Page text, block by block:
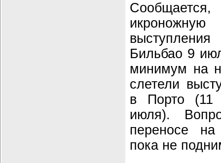
Бильбао 9
минимум на
слетели
в Порто
июля).
переносе
пока не